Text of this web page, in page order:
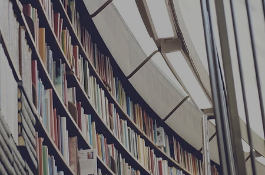
le site de l'École de
Français
Internationale (E.F.I)